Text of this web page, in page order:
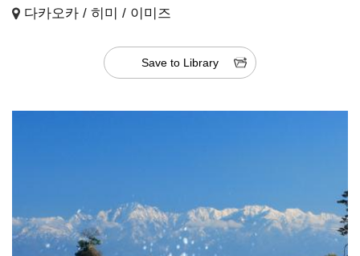
다카오카 / 히미 / 이미즈
Save to Library